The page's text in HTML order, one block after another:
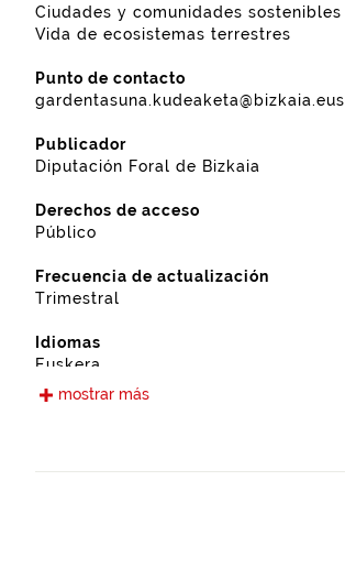
Ciudades y comunidades sostenibles
Vida de ecosistemas terrestres
Punto de contacto
gardentasuna.kudeaketa@bizkaia.eus
Publicador
Diputación Foral de Bizkaia
Derechos de acceso
Público
Frecuencia de actualización
Trimestral
Idiomas
Euskera
Castellano
mostrar más